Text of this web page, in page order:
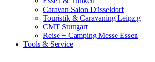
Caravan Salon Düsseldorf
Touristik & Caravaning Leipzig
CMT Stuttgart
Reise + Camping Messe Essen
Tools & Service